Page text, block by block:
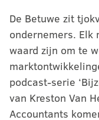
De Betuwe zit
ondernemers.
waard zijn om te
podcast-serie
van Kreston Van
Accountants